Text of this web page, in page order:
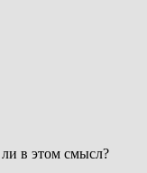
в этом смысл?